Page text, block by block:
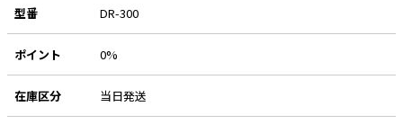
型番 DR-300
ポイント 0%
在庫区分 当日発送